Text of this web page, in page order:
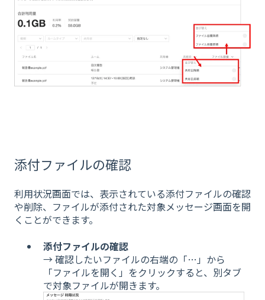
添付ファイルの確認
利用状況画面では、表示されている添付ファイルの確認
や削除、ファイルが添付された対象メッセージ画面を開
くことができます。
添付ファイルの確認
→ 確認したいファイルの右端の「…」から
「ファイルを開く」をクリックすると、別タブ
で対象ファイルが開きます。